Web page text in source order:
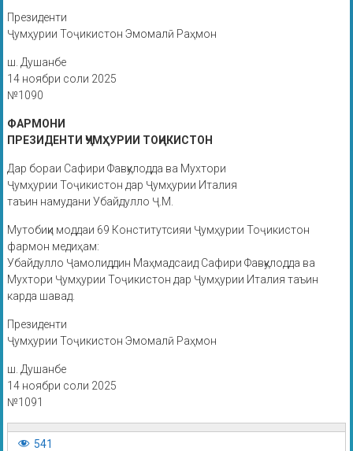
Президенти
Ҷумҳурии Тоҷикистон Эмомалӣ Раҳмон
ш. Душанбе
14 ноябри соли 2025
№1090
ФАРМОНИ
ПРЕЗИДЕНТИ ҶУМҲУРИИ ТОҶИКИСТОН
Дар бораи Сафири Фавқулодда ва Мухтори
Ҷумҳурии Тоҷикистон дар Ҷумҳурии Италия
таъин намудани Убайдулло Ҷ.М.
Мутобиқи моддаи 69 Конститутсияи Ҷумҳурии Тоҷикистон
фармон медиҳам:
Убайдулло Ҷамолиддин Маҳмадсаид Сафири Фавқулодда ва
Мухтори Ҷумҳурии Тоҷикистон дар Ҷумҳурии Италия таъин
карда шавад.
Президенти
Ҷумҳурии Тоҷикистон Эмомалӣ Раҳмон
ш. Душанбе
14 ноябри соли 2025
№1091
541